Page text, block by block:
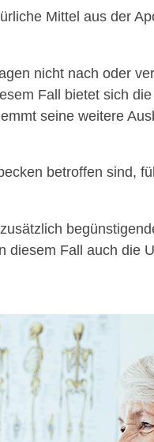
Mittel aus der
nicht nach oder
Fall bietet sich
seine weitere
betroffen sind,
Fall auch die